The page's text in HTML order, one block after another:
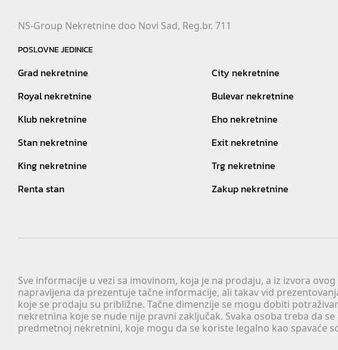
Sve informacije u vezi sa imovinom, koja je na prodaju, a iz izvora
napravljena da prezentuje tačne informacije, ali takav vid
koje se prodaju su približne. Tačne dimenzije se mogu dobiti
nekretnina koje se nude nije pravni zaključak. Svaka osoba treba da
predmetnoj nekretnini, koje mogu da se koriste legalno kao spavaće
NS-Group Nekretnine doo Novi Sad, Reg.br. 711
POSLOVNE JEDINICE
Grad nekretnine City nekretnine
Royal nekretnine
Bulevar nekretnine
Klub nekretnine
Eho nekretnine
Stan nekretnine
Exit nekretnine
King nekretnine
Trg nekretnine
Renta stan
Zakup nekretnine